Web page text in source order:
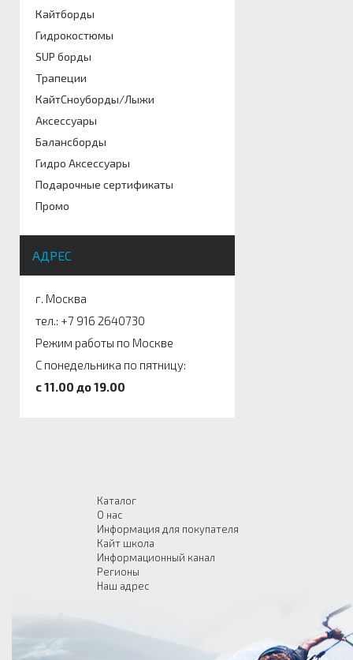
Кайтборды
Гидрокостюмы
SUP борды
Трапеции
КайтСноуборды/Лыжи
Аксессуары
Балансборды
Гидро Аксессуары
Подарочные сертификаты
Промо
АДРЕС
г. Москва
тел.: +7 916 2640730
Режим работы по Москве
С понедельника по пятницу:
c 11.00 до 19.00
Каталог
О нас
Информация для покупателя
Кайт школа
Информационный канал
Регионы
Наш адрес